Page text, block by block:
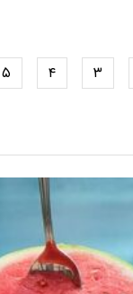
۳ ۴ ۵